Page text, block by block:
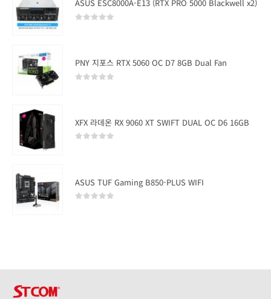
ASUS ESC8000A-E13 (RTX PRO 5000 Blackwell x2)
PNY 지포스 RTX 5060 OC D7 8GB Dual Fan
XFX 라데온 RX 9060 XT SWIFT DUAL OC D6 16GB
ASUS TUF Gaming B850-PLUS WIFI